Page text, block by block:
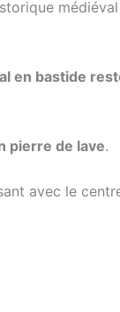
en bastide
pierre de lave.
avec le